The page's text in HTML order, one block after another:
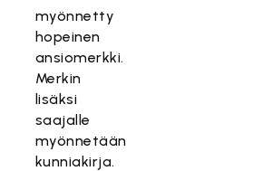
myönnetty
hopeinen
ansiomerkki.
Merkin
lisäksi
saajalle
myönnetään
kunniakirja.